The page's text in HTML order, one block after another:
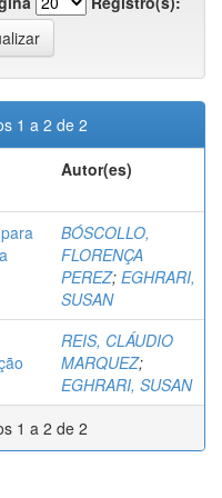
1 a 2 de 2
Autor(es)
BÓSCOLLO,
FLORENÇA
PEREZ; EGHRARI,
SUSAN
REIS, CLÁUDIO
MARQUEZ;
EGHRARI, SUSAN
1 a 2 de 2